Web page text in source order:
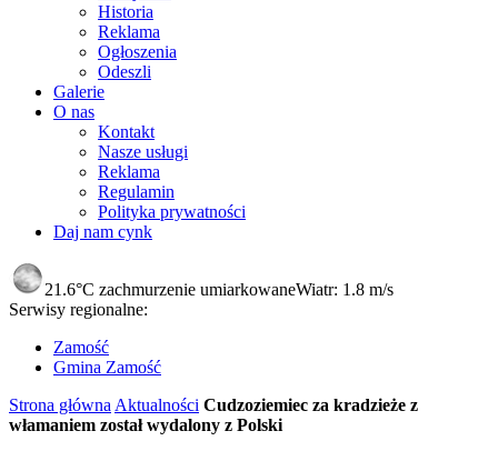
Historia
Reklama
Ogłoszenia
Odeszli
Galerie
O nas
Kontakt
Nasze usługi
Reklama
Regulamin
Polityka prywatności
Daj nam cynk
21.6°C zachmurzenie umiarkowaneWiatr: 1.8 m/s
Serwisy regionalne:
Zamość
Gmina Zamość
Strona główna Aktualności Cudzoziemiec za kradzieże z
włamaniem został wydalony z Polski